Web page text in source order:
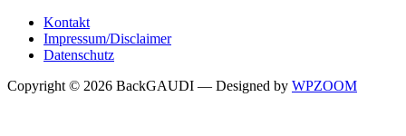
Kontakt
Impressum/Disclaimer
Datenschutz
Copyright © 2026 BackGAUDI — Designed by WPZOOM